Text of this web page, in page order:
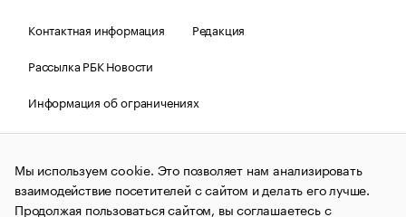
Контактная информация
Редакция
Рассылка РБК Новости
Информация об ограничениях
Правовая информация
О соблюдении авторских прав
© АО «РОСБИЗНЕСКОНСАЛТИНГ»,1995–2026.Сообщения
и материалы информационного агентства «РБК»
(зарегистрировано Федеральной службой по надзору в сфере
Мы используем cookie. Это позволяет нам анализировать
взаимодействие посетителей с сайтом и делать его лучше.
Продолжая пользоваться сайтом, вы соглашаетесь с